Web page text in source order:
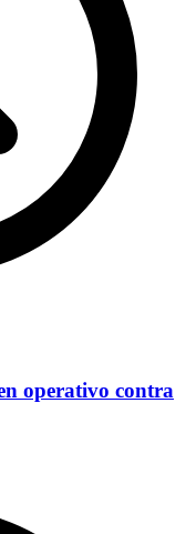
operativo contra